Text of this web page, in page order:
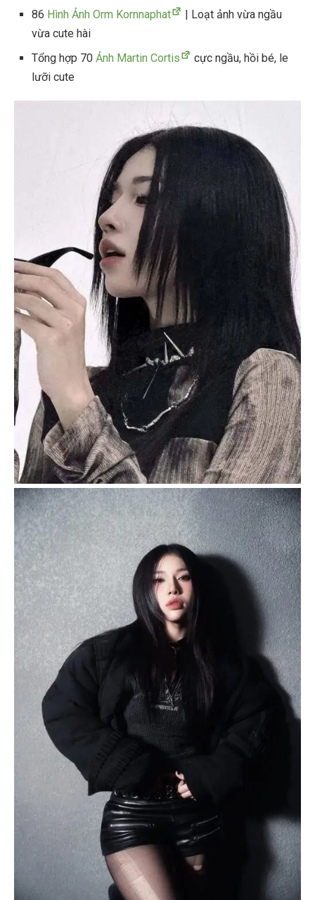
86 Hình Ảnh Orm Kornnaphat
| Loạt ảnh vừa ngầu
vừa cute hài
Tổng hợp 70 Ảnh Martin Cortis
cực ngầu, hồi bé, le
lưỡi cute